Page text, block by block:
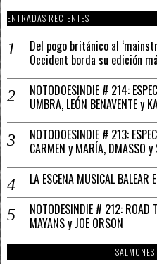
ENTRADAS RECIENTES
Del pogo británico al
Occident borda su edición
NOTODOESINDIE # 214:
UMBRA, LEÓN BENAVENTE y
NOTODOESINDIE # 213:
CARMEN y MARÍA, DMASSO y
LA ESCENA MUSICAL BALEAR
NOTODESINDIE # 212: ROAD
MAYANS y JOE ORSON